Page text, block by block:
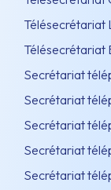
Télésecrétariat
Télésecrétariat
Secrétariat
Secrétariat
Secrétariat
Secrétariat
Secrétariat